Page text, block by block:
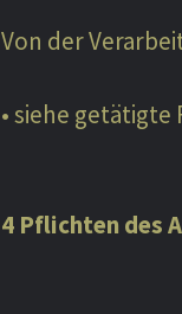
Von der
• siehe
4 Pflichten des